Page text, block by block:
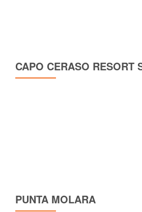
CAPO CERASO RESORT
PUNTA MOLARA